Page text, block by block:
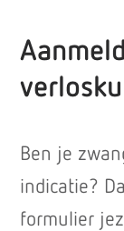
Ben je
indicatie?
formulier